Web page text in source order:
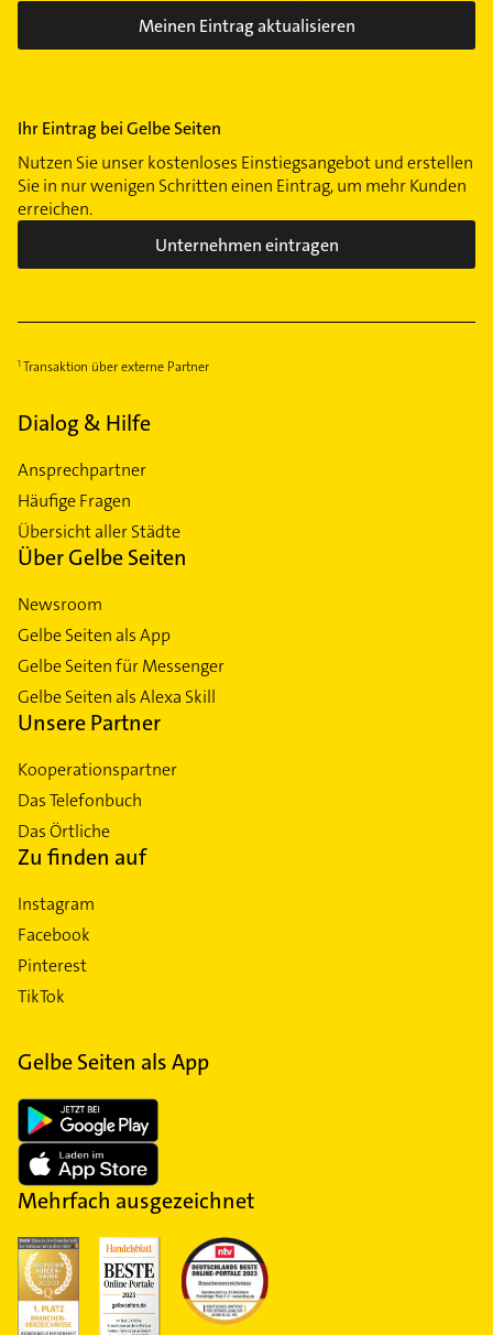
Meinen Eintrag aktualisieren
Ihr Eintrag bei Gelbe Seiten
Nutzen Sie unser kostenloses Einstiegsangebot und erstellen
Sie in nur wenigen Schritten einen Eintrag, um mehr Kunden
erreichen.
Unternehmen eintragen
Transaktion über externe Partner
Dialog & Hilfe
Ansprechpartner
Häufige Fragen
Übersicht aller Städte
Über Gelbe Seiten
Newsroom
Gelbe Seiten als App
Gelbe Seiten für Messenger
Gelbe Seiten als Alexa Skill
Unsere Partner
Kooperationspartner
Das Telefonbuch
Das Örtliche
Zu finden auf
Instagram
Facebook
Pinterest
TikTok
Gelbe Seiten als App
Mehrfach ausgezeichnet